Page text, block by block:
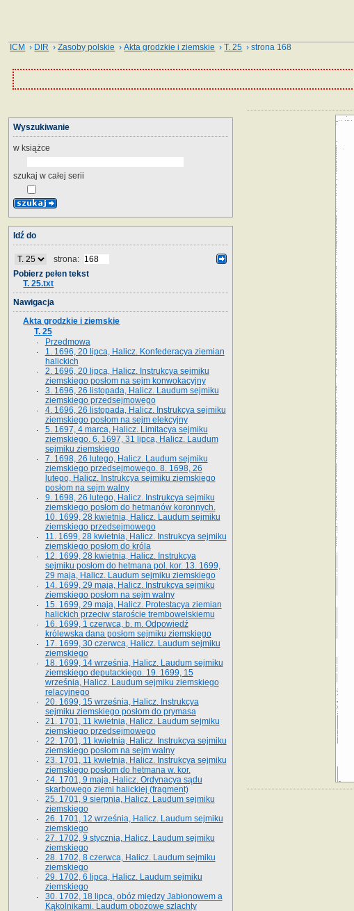
ICM › DIR ›Zasoby polskie ›Akta grodzkie i ziemskie ›T. 25 › strona 168
Wyszukiwanie
w książce
szukaj w całej serii
Idź do
strona:
Pobierz pełen tekst
T. 25.txt
Nawigacja
Akta grodzkie i ziemskie
T. 25
Przedmowa
1. 1696, 20 lipca, Halicz. Konfederacya ziemian
halickich
2. 1696, 20 lipca, Halicz. Instrukcya sejmiku
ziemskiego posłom na sejm konwokacyjny
3. 1696, 26 listopada, Halicz. Laudum sejmiku
ziemskiego przedsejmowego
4. 1696, 26 listopada, Halicz. Instrukcya sejmiku
ziemskiego posłom na sejm elekcyjny
5. 1697, 4 marca, Halicz. Limitacya sejmiku
ziemskiego. 6. 1697, 31 lipca, Halicz. Laudum
sejmiku ziemskiego
7. 1698, 26 lutego, Halicz. Laudum sejmiku
ziemskiego przedsejmowego. 8. 1698, 26
lutego, Halicz. Instrukcya sejmiku ziemskiego
posłom na sejm walny
9. 1698, 26 lutego, Halicz. Instrukcya sejmiku
ziemskiego posłom do hetmanów koronnych.
10. 1699, 28 kwietnia, Halicz. Laudum sejmiku
ziemskiego przedsejmowego
11. 1699, 28 kwietnia, Halicz. Instrukcya sejmiku
ziemskiego posłom do króla
12. 1699, 28 kwietnia, Halicz. Instrukcya
sejmiku posłom do hetmana pol. kor. 13. 1699,
29 maja, Halicz. Laudum sejmiku ziemskiego
14. 1699, 29 maja, Halicz. Instrukcya sejmiku
ziemskiego posłom na sejm walny
15. 1699, 29 maja, Halicz. Protestacya ziemian
halickich przeciw staroście trembowelskiemu
16. 1699, 1 czerwca, b. m. Odpowiedź
królewska dana posłom sejmiku ziemskiego
17. 1699, 30 czerwca, Halicz. Laudum sejmiku
ziemskiego
18. 1699, 14 września, Halicz. Laudum sejmiku
ziemskiego deputackiego. 19. 1699, 15
września, Halicz. Laudum sejmiku ziemskiego
relacyjnego
20. 1699, 15 września, Halicz. Instrukcya
sejmiku ziemskiego posłom do prymasa
21. 1701, 11 kwietnia, Halicz. Laudum sejmiku
ziemskiego przedsejmowego
22. 1701, 11 kwietnia, Halicz. Instrukcya sejmiku
ziemskiego posłom na sejm walny
23. 1701, 11 kwietnia, Halicz. Instrukcya sejmiku
ziemskiego posłom do hetmana w. kor.
24. 1701, 9 maja, Halicz. Ordynacya sądu
skarbowego ziemi halickiej (fragment)
25. 1701, 9 sierpnia, Halicz. Laudum sejmiku
ziemskiego
26. 1701, 12 września, Halicz. Laudum sejmiku
ziemskiego
27. 1702, 9 stycznia, Halicz. Laudum sejmiku
ziemskiego
28. 1702, 8 czerwca, Halicz. Laudum sejmiku
ziemskiego
29. 1702, 6 lipca, Halicz. Laudum sejmiku
ziemskiego
30. 1702, 18 lipca, obóz między Jabłonowem a
Kąkolnikami. Laudum obozowe szlachty